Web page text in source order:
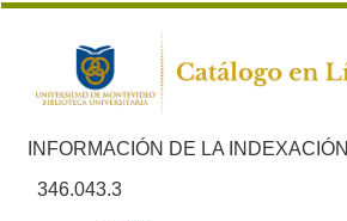
INFORMACIÓN DE LA INDEXACIÓN
346.043.3